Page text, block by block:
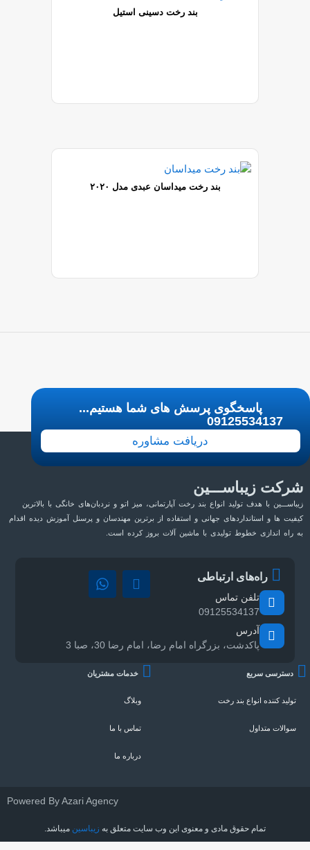
بند رخت دسینی استیل
بند رخت میداسان عبدی مدل ۲۰۲۰
پاسخگوی پرسش های شما هستیم...
09125534137
دریافت مشاوره
زیباســـین
با هدف تولید انواع بند رخت آپارتمانی، میز اتو و نردبان‌های خانگی با بالاترین
ها و استانداردهای جهانی و استفاده از برترین مهندسان و پرسنل آموزش دیده اقدام
اندازی خطوط تولیدی با ماشین آلات بروز کرده است.
راه‌های ارتباطی
تلفن تماس
09125534137
آدرس
پاکدشت، بزرگراه امام رضا، امام رضا 30، صبا 3
سریع
کننده انواع بند رخت
متداول
خدمات مشتریان
تماس با ما
درباره ما
تمام حقوق مادی و معنوی این وب سایت متعلق بهزیباسینمیباشد.
Powered By Azari Agency